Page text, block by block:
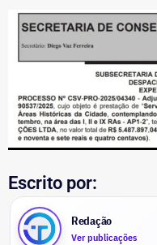
Escrito por:
Redação
Ver publicações